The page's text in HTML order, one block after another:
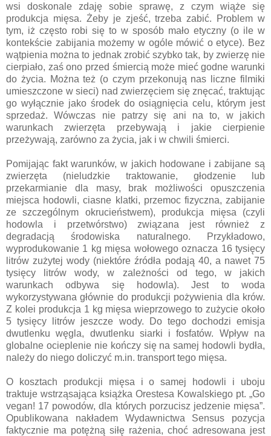
wsi doskonale zdaję sobie sprawę, z czym wiąże się
produkcja mięsa. Żeby je zjeść, trzeba zabić. Problem w
tym, iż często robi się to w sposób mało etyczny (o ile w
kontekście zabijania możemy w ogóle mówić o etyce). Bez
wątpienia można to jednak zrobić szybko tak, by zwierzę nie
cierpiało, zaś ono przed śmiercią może mieć godne warunki
do życia. Można też (o czym przekonują nas liczne filmiki
umieszczone w sieci) nad zwierzęciem się znęcać, traktując
go wyłącznie jako środek do osiągnięcia celu, którym jest
sprzedaż. Wówczas nie patrzy się ani na to, w jakich
warunkach zwierzęta przebywają i jakie cierpienie
przeżywają, zarówno za życia, jak i w chwili śmierci.
Pomijając fakt warunków, w jakich hodowane i zabijane są
zwierzęta (nieludzkie traktowanie, głodzenie lub
przekarmianie dla masy, brak możliwości opuszczenia
miejsca hodowli, ciasne klatki, przemoc fizyczna, zabijanie
ze szczególnym okrucieństwem), produkcja mięsa (czyli
hodowla i przetwórstwo) związana jest również z
degradacją środowiska naturalnego. Przykładowo,
wyprodukowanie 1 kg mięsa wołowego oznacza 16 tysięcy
litrów zużytej wody (niektóre źródła podają 40, a nawet 75
tysięcy litrów wody, w zależności od tego, w jakich
warunkach odbywa się hodowla). Jest to woda
wykorzystywana głównie do produkcji pożywienia dla krów.
Z kolei produkcja 1 kg mięsa wieprzowego to zużycie około
5 tysięcy litrów jeszcze wody. Do tego dochodzi emisja
dwutlenku węgla, dwutlenku siarki i fosfatów. Wpływ na
globalne ocieplenie nie kończy się na samej hodowli bydła,
należy do niego doliczyć m.in. transport tego mięsa.
O kosztach produkcji mięsa i o samej hodowli i uboju
traktuje wstrząsająca książka Orestesa Kowalskiego pt. „Go
vegan! 17 powodów, dla których porzucisz jedzenie mięsa”.
Opublikowana nakładem Wydawnictwa Sensus pozycja
faktycznie ma potężną siłę rażenia, choć adresowana jest